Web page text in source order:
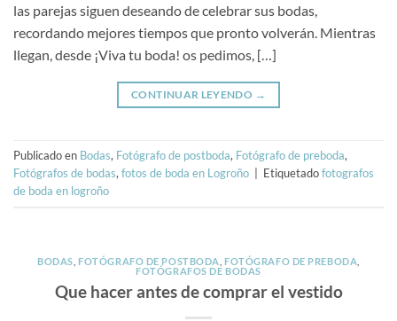
las parejas siguen deseando de celebrar sus bodas,
recordando mejores tiempos que pronto volverán. Mientras
llegan, desde ¡Viva tu boda! os pedimos, […]
CONTINUAR LEYENDO →
Publicado en Bodas, Fotógrafo de postboda, Fotógrafo de preboda,
Fotógrafos de bodas,fotos de boda en Logroño Etiquetadofotografos
de boda en logroño
BODAS ,FOTÓGRAFO DE POSTBODA ,FOTÓGRAFO DE PREBODA
FOTÓGRAFOS DE BODAS
Que hacer antes de comprar el vestido